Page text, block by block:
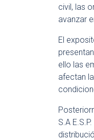
civil, las
avanzar
El
ello las
afectan
S.A